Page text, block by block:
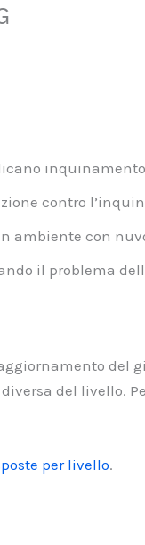
contro
ambiente con
il problema
del
del livello.
per livello.